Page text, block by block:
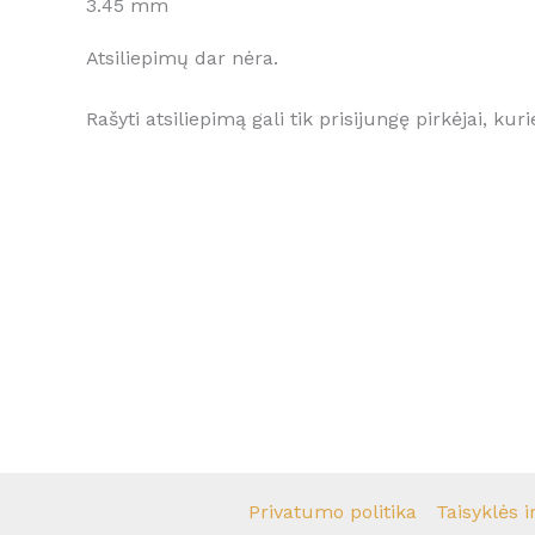
3.45 mm
Atsiliepimų dar nėra.
Rašyti atsiliepimą gali tik prisijungę pirkėjai,
Privatumo politika Taisyklės